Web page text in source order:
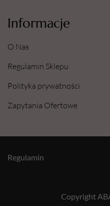
Informacje
O Nas
Regulamin Sklepu
Polityka prywatności
Zapytania Ofertowe
Copyright
Regulamin